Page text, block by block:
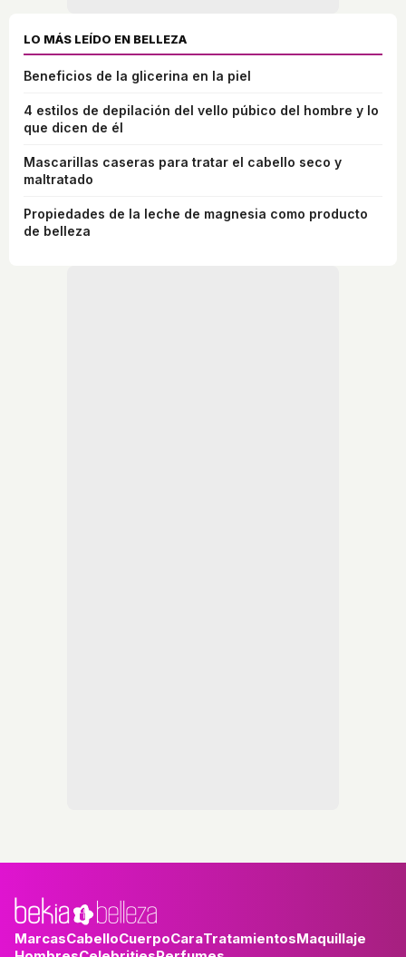
LO MÁS LEÍDO EN BELLEZA
Beneficios de la glicerina en la piel
4 estilos de depilación del vello púbico del hombre y lo
que dicen de él
Mascarillas caseras para tratar el cabello seco y
maltratado
Propiedades de la leche de magnesia como producto
de belleza
MarcasCabelloCuerpoCaraTratamientosMaquillaje